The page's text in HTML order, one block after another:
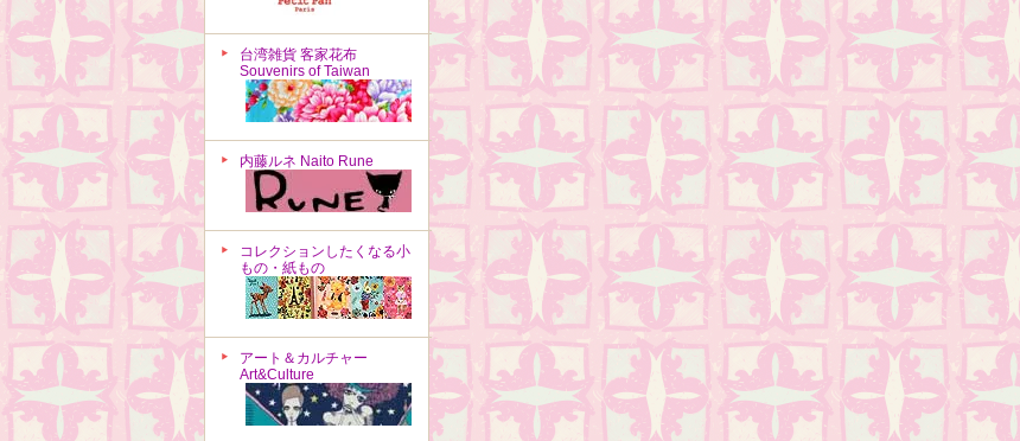
台湾雑貨 客家花布
Souvenirs of Taiwan
内藤ルネ Naito Rune
コレクションしたくなる小
もの・紙もの
アート＆カルチャー
Art&Culture